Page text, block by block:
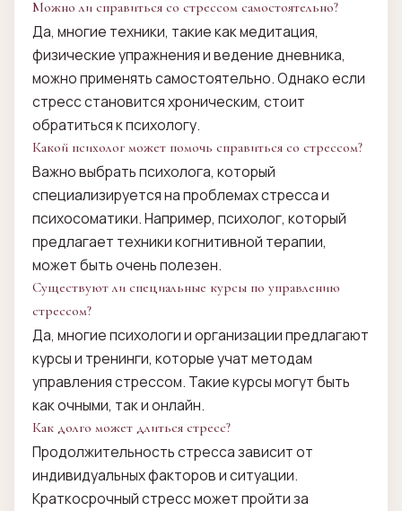
Можно ли справиться со стрессом самостоятельно?
Да, многие техники, такие как медитация,
физические упражнения и ведение дневника,
можно применять самостоятельно. Однако если
стресс становится хроническим, стоит
обратиться к психологу.
Какой психолог может помочь справиться со стрессом?
Важно выбрать психолога, который
специализируется на проблемах стресса и
психосоматики. Например, психолог, который
предлагает техники когнитивной терапии,
может быть очень полезен.
Существуют ли специальные курсы по управлению
стрессом?
Да, многие психологи и организации предлагают
курсы и тренинги, которые учат методам
управления стрессом. Такие курсы могут быть
как очными, так и онлайн.
Как долго может длиться стресс?
Продолжительность стресса зависит от
индивидуальных факторов и ситуации.
Краткосрочный стресс может пройти за